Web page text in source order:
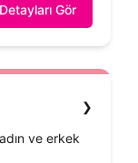
Detayları Gör
❯
ve erkek